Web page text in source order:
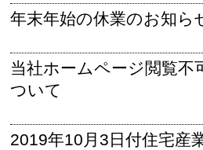
年末年始の休業のお知ら
当社ホームページ閲覧不
ついて
2019年10月3日付住宅産